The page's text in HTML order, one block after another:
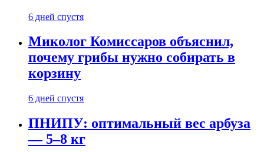
6 дней спустя
Миколог Комиссаров объяснил,
почему грибы нужно собирать в
корзину
6 дней спустя
ПНИПУ: оптимальный вес арбуза
— 5–8 кг